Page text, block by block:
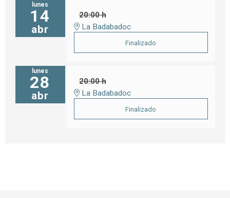
lunes
14
abr
20:00 h
La Badabadoc
Finalizado
lunes
28
abr
20:00 h
La Badabadoc
Finalizado